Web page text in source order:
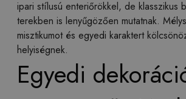
ipari stílusú enteriőrökkel, de klasszikus
terekben is lenyűgözően mutatnak.
misztikumot és egyedi karaktert
helyiségnek.
Egyedi